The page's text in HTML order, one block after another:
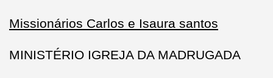
Missionários Carlos e Isaura santos
MINISTÉRIO IGREJA DA MADRUGADA